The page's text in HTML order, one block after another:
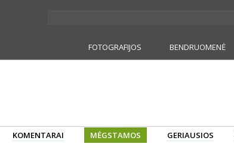
FOTOGRAFIJOS BENDRUOMENĖ
KOMENTARAI MĖGSTAMOS GERIAUSIOS